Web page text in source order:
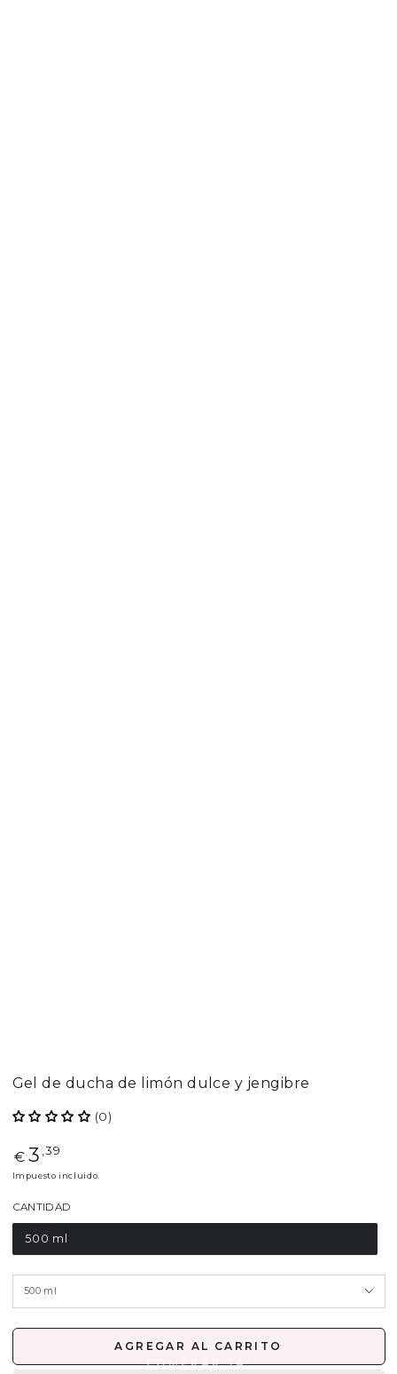
Gel de ducha de limón dulce y jengibre
(0)
Precio
regular
€ 3 ,39
Impuesto incluido.
CANTIDAD
500 ml
AGREGAR AL CARRITO